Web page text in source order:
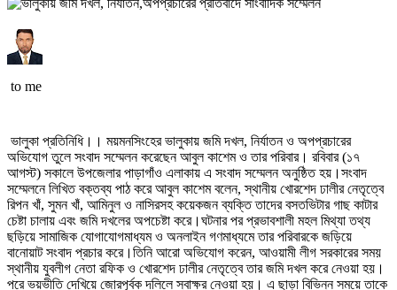
to me
ভালুকা প্রতিনিধি।। ময়মনসিংহের ভালুকায় জমি দখল, নির্যাতন ও অপপ্রচারের
অভিযোগ তুলে সংবাদ সম্মেলন করেছেন আবুল কাশেম ও তার পরিবার। রবিবার (১৭
আগস্ট) সকালে উপজেলার পাড়াগাঁও এলাকায় এ সংবাদ সম্মেলন অনুষ্ঠিত হয়।সংবাদ
সম্মেলনে লিখিত বক্তব্য পাঠ করে আবুল কাশেম বলেন, স্থানীয় খোরশেদ ঢালীর নেতৃত্বে
রিপন খাঁ, সুমন খাঁ, আমিনুল ও নাসিরসহ কয়েকজন ব্যক্তি তাদের বসতভিটার গাছ কাটার
চেষ্টা চালায় এবং জমি দখলের অপচেষ্টা করে।ঘটনার পর প্রভাবশালী মহল মিথ্যা তথ্য
ছড়িয়ে সামাজিক যোগাযোগমাধ্যম ও অনলাইন গণমাধ্যমে তার পরিবারকে জড়িয়ে
বানোয়াট সংবাদ প্রচার করে।তিনি আরো অভিযোগ করেন, আওয়ামী লীগ সরকারের সময়
স্থানীয় যুবলীগ নেতা রফিক ও খোরশেদ ঢালীর নেতৃত্বে তার জমি দখল করে নেওয়া হয়।
পরে ভয়ভীতি দেখিয়ে জোরপূর্বক দলিলে স্বাক্ষর নেওয়া হয়। এ ছাড়া বিভিন্ন সময়ে তাকে